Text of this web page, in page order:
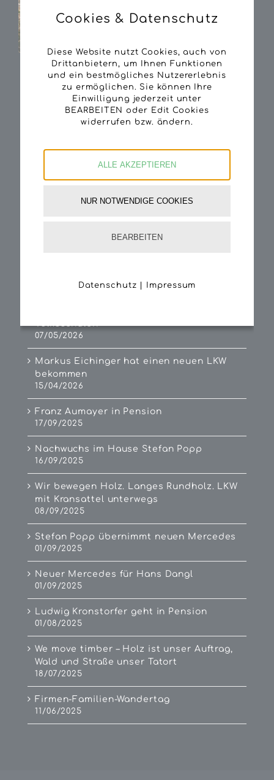
15/06/2026
Volksschulen
07/05/2026
Markus Eichinger hat einen neuen LKW
bekommen
15/04/2026
Franz Aumayer in Pension
17/09/2025
Nachwuchs im Hause Stefan Popp
16/09/2025
Wir bewegen Holz. Langes Rundholz. LKW
mit Kransattel unterwegs
08/09/2025
Stefan Popp übernimmt neuen Mercedes
01/09/2025
Neuer Mercedes für Hans Dangl
01/09/2025
Ludwig Kronstorfer geht in Pension
01/08/2025
We move timber – Holz ist unser Auftrag,
Wald und Straße unser Tatort
18/07/2025
Firmen-Familien-Wandertag
11/06/2025
Cookies & Datenschutz
Diese Website nutzt Cookies, auch von
Drittanbietern, um Ihnen Funktionen
und ein bestmögliches Nutzererlebnis
zu ermöglichen. Sie können Ihre
Einwilligung jederzeit unter
BEARBEITEN oder Edit Cookies
widerrufen bzw. ändern.
ALLE AKZEPTIEREN
NUR NOTWENDIGE COOKIES
BEARBEITEN
Datenschutz Impressum